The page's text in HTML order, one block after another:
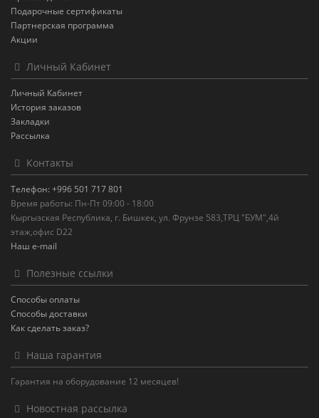
Подарочные сертификаты
Партнерская программа
Акции
Личный Кабинет
Личный Кабинет
История заказов
Закладки
Рассылка
Контакты
Телефон: +996 501 717 801
Время работы: Пн-Пт 09:00 - 18:00
Кыргызская Республика, г. Бишкек, ул. Фрунзе 583,ТРЦ "БУМ",4й
этаж,офис D22
Наш e-mail
Полезные ссылки
Способы оплаты
Способы доставки
Как сделать заказ?
Наша гарантия
Гарантия на оборудование 12 месяцев!
Новостная рассылка